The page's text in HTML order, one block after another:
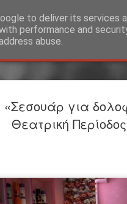
«Σεσουάρ για
Θεατρική
to deliver its services
performance and
abuse.